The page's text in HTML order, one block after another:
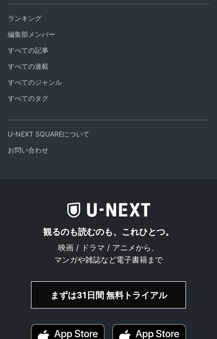
ランキング
編集部メンバー
すべての記事
すべての連載
すべてのジャンル
すべてのタグ
U-NEXT SQUAREについて
お問い合わせ
観るのも読むのも、これひとつ。
映画 / ドラマ / アニメから、
マンガや雑誌など電子書籍まで
まずは31日間 無料トライアル